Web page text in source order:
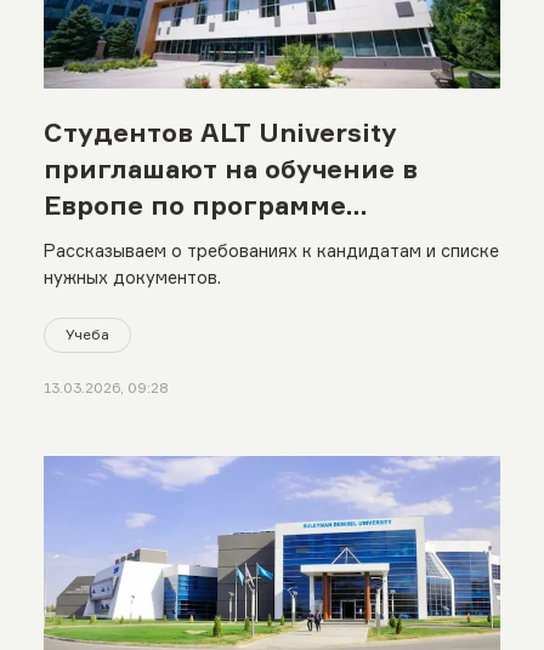
Студентов ALT University
приглашают на обучение в
Европе по программе
академической мобильности
Рассказываем о требованиях к кандидатам и списке
нужных документов.
Учеба
13.03.2026, 09:28